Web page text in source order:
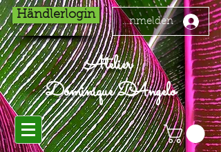
Händlerlogin
Anmelden
Atelier
Dominique D'Angelo